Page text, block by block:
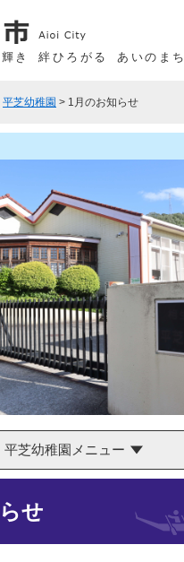
き 絆ひろがる あいのまち
平芝幼稚園 > 1月のお知らせ
平芝幼稚園メニュー
せ